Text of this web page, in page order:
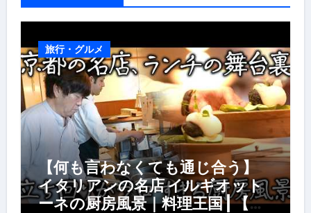
旅行・グルメ
【何も言わなくても通じ合う】
イタリアンの名店 イルギオット
ーネの厨房風景｜料理王国 | 【厨